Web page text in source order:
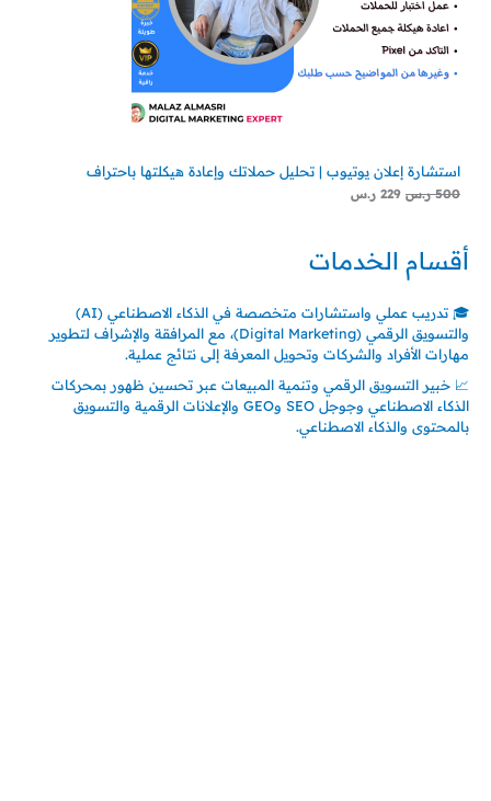
استشارة إعلان يوتيوب | تحليل حملاتك وإعادة هيكلتها باحتراف
500 ر.س 229 ر.س
أقسام الخدمات
🎓 تدريب عملي واستشارات متخصصة في الذكاء الاصطناعي (AI)
والتسويق الرقمي (Digital Marketing)، مع المرافقة والإشراف لتطوير
مهارات الأفراد والشركات وتحويل المعرفة إلى نتائج عملية.
📈 خبير التسويق الرقمي وتنمية المبيعات عبر تحسين ظهور بمحركات
الذكاء الاصطناعي وجوجل SEO وGEO والإعلانات الرقمية والتسويق
بالمحتوى والذكاء الاصطناعي.